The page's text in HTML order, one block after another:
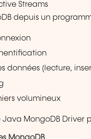
Streams
depuis un
données (lecture,
volumineux
MongoDB Driver